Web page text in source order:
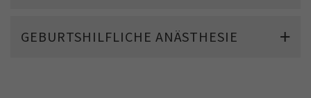
GEBURTSHILFLICHE ANÄSTHESIE